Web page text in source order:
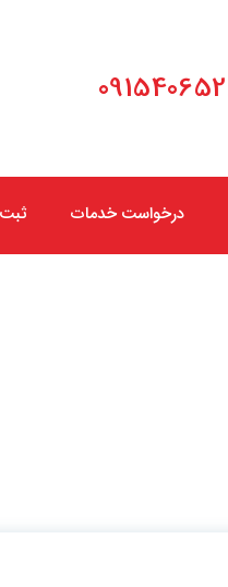
درخواست خدمات